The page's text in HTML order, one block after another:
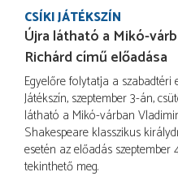
CSÍKI JÁTÉKSZÍN
Újra látható a Mikó-
Richárd című előadása
Egyelőre folytatja a
Játékszín, szeptember 3-án,
látható a Mikó-várban
Shakespeare klasszikus
esetén az előadás
tekinthető meg.